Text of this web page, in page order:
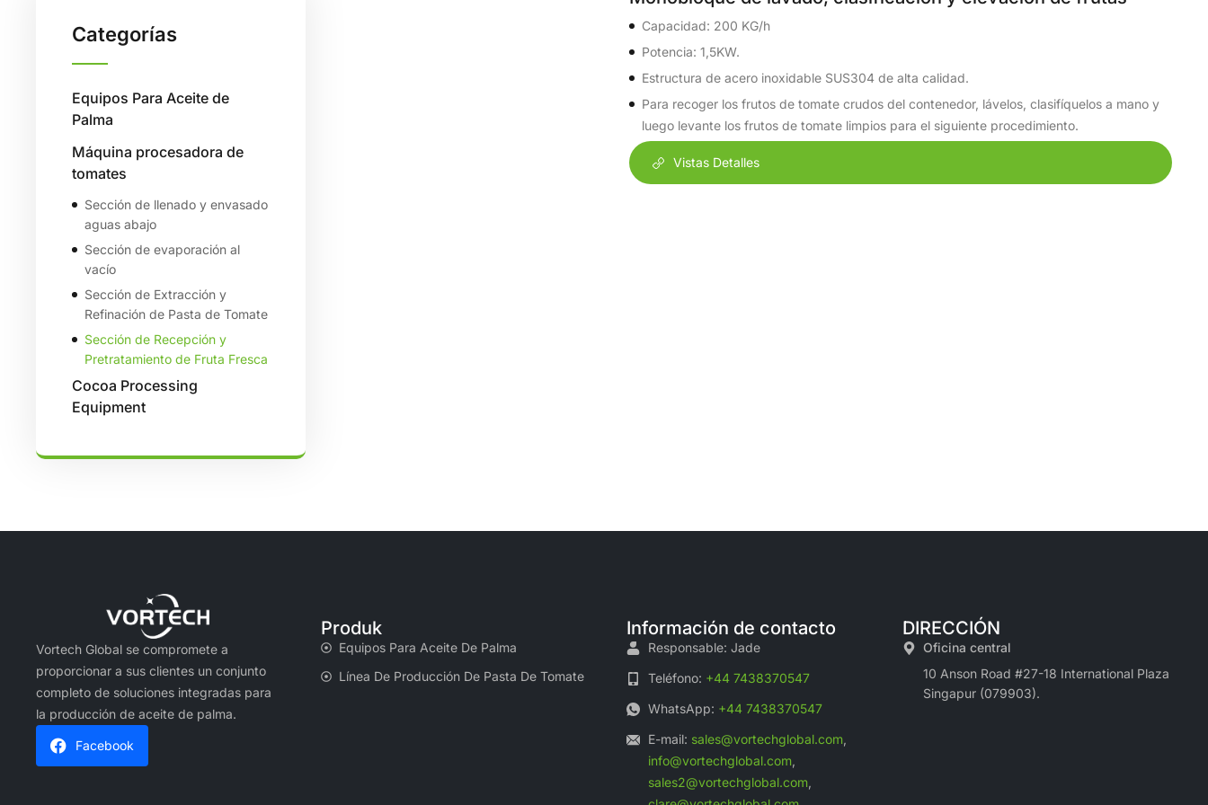
Categorías
Equipos Para Aceite de
Palma
Máquina procesadora de
tomates
Sección de llenado y envasado
aguas abajo
Sección de evaporación al
vacío
Sección de Extracción y
Refinación de Pasta de Tomate
Sección de Recepción y
Pretratamiento de Fruta Fresca
Cocoa Processing
Equipment
Capacidad: 200 KG/h
Potencia: 1,5KW.
Estructura de acero inoxidable SUS304 de alta calidad.
Para recoger los frutos de tomate crudos del contenedor, lávelos, clasifíquelos a mano y
luego levante los frutos de tomate limpios para el siguiente procedimiento.
Vistas Detalles
Vortech Global se compromete a
proporcionar a sus clientes un conjunto
completo de soluciones integradas para
la producción de aceite de palma.
Facebook
Produk
Equipos Para Aceite De Palma
Línea De Producción De Pasta De Tomate
Información de contacto
Responsable: Jade
Teléfono: +44 7438370547
WhatsApp: +44 7438370547
E-mail: sales@vortechglobal.com,
info@vortechglobal.com,
sales2@vortechglobal.com,
DIRECCIÓN
Oficina central
10 Anson Road #27-18 International Plaza
Singapur (079903).